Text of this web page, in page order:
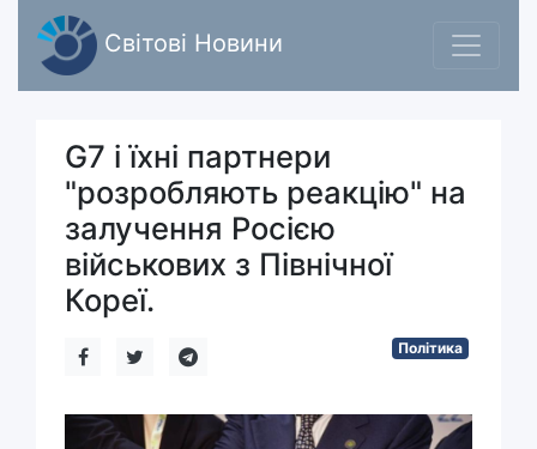
Світові Новини
G7 і їхні партнери
"розробляють реакцію" на
залучення Росією
військових з Північної
Кореї.
Політика